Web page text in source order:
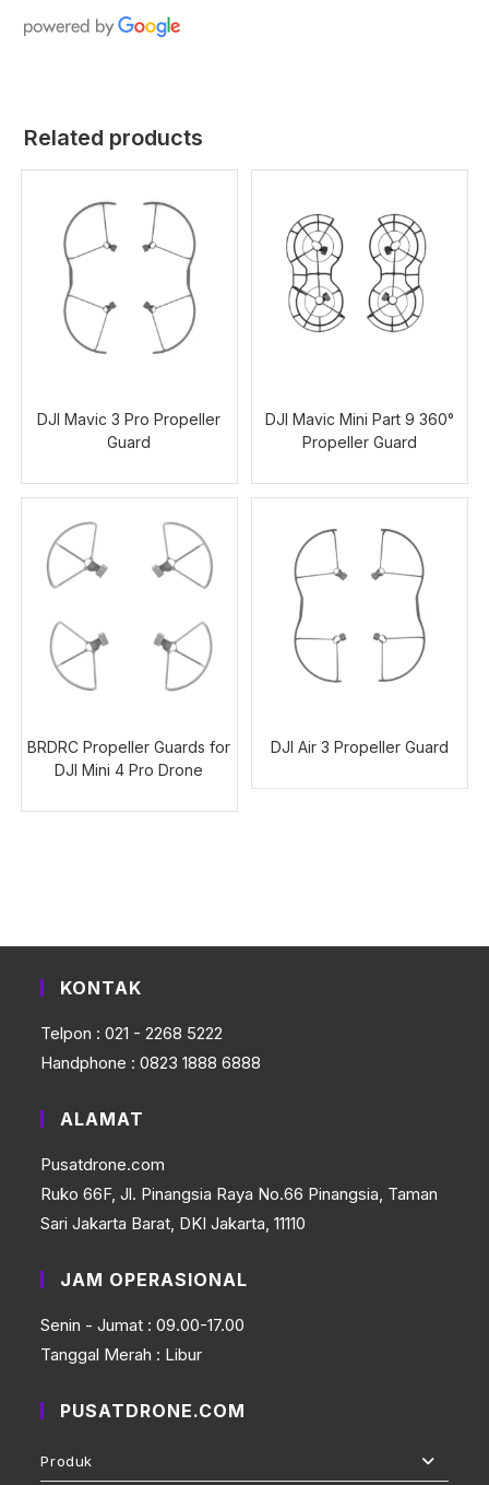
Related products
DJI Mavic 3 Pro Propeller
Guard
DJI Mavic Mini Part 9 360°
Propeller Guard
BRDRC Propeller Guards for
DJI Mini 4 Pro Drone
DJI Air 3 Propeller Guard
KONTAK
Telpon : 021 - 2268 5222
Handphone : 0823 1888 6888
ALAMAT
Pusatdrone.com
Ruko 66F, Jl. Pinangsia Raya No.66 Pinangsia, Taman
Sari Jakarta Barat, DKI Jakarta, 11110
JAM OPERASIONAL
Senin - Jumat : 09.00-17.00
Tanggal Merah : Libur
PUSATDRONE.COM
Produk